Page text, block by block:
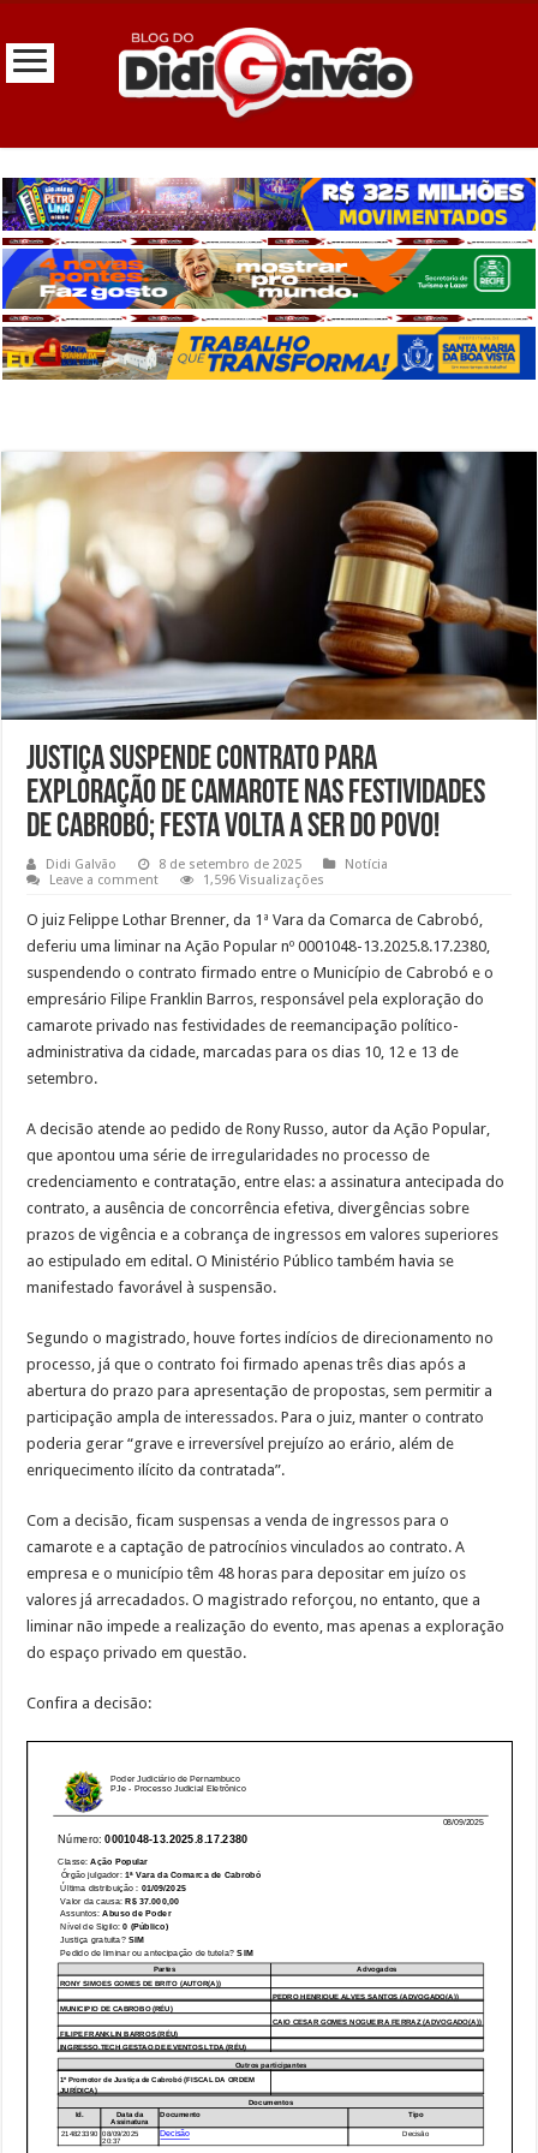
Justiça suspende contrato para
exploração de camarote nas festividades
de Cabrobó; festa volta a ser do povo!
Didi Galvão 8 de setembro de 2025
Notícia
Leave a comment
1,596 Visualizações
O juiz Felippe Lothar Brenner, da 1ª Vara da Comarca de Cabrobó,
deferiu uma liminar na Ação Popular nº 0001048-13.2025.8.17.2380,
suspendendo o contrato firmado entre o Município de Cabrobó e o
empresário Filipe Franklin Barros, responsável pela exploração do
camarote privado nas festividades de reemancipação político-
administrativa da cidade, marcadas para os dias 10, 12 e 13 de
setembro.
A decisão atende ao pedido de Rony Russo, autor da Ação Popular,
que apontou uma série de irregularidades no processo de
credenciamento e contratação, entre elas: a assinatura antecipada do
contrato, a ausência de concorrência efetiva, divergências sobre
prazos de vigência e a cobrança de ingressos em valores superiores
ao estipulado em edital. O Ministério Público também havia se
manifestado favorável à suspensão.
Segundo o magistrado, houve fortes indícios de direcionamento no
processo, já que o contrato foi firmado apenas três dias após a
abertura do prazo para apresentação de propostas, sem permitir a
participação ampla de interessados. Para o juiz, manter o contrato
poderia gerar “grave e irreversível prejuízo ao erário, além de
enriquecimento ilícito da contratada”.
Com a decisão, ficam suspensas a venda de ingressos para o
camarote e a captação de patrocínios vinculados ao contrato. A
empresa e o município têm 48 horas para depositar em juízo os
valores já arrecadados. O magistrado reforçou, no entanto, que a
liminar não impede a realização do evento, mas apenas a exploração
do espaço privado em questão.
Confira a decisão: